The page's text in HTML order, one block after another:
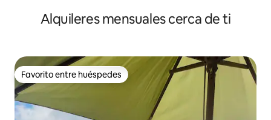
Alquileres mensuales cerca de ti
Favorito entre huéspedes
Favorito entre huéspedes